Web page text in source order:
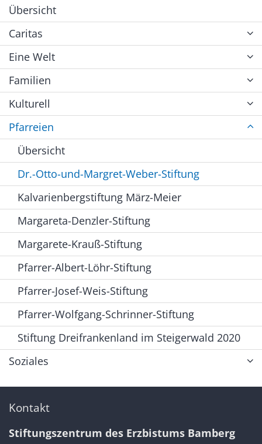
Übersicht
Caritas
Eine Welt
Familien
Kulturell
Pfarreien
Übersicht
Dr.-Otto-und-Margret-Weber-Stiftung
Kalvarienbergstiftung März-Meier
Margareta-Denzler-Stiftung
Margarete-Krauß-Stiftung
Pfarrer-Albert-Löhr-Stiftung
Pfarrer-Josef-Weis-Stiftung
Pfarrer-Wolfgang-Schrinner-Stiftung
Stiftung Dreifrankenland im Steigerwald 2020
Soziales
Kontakt
Stiftungszentrum des Erzbistums Bamberg